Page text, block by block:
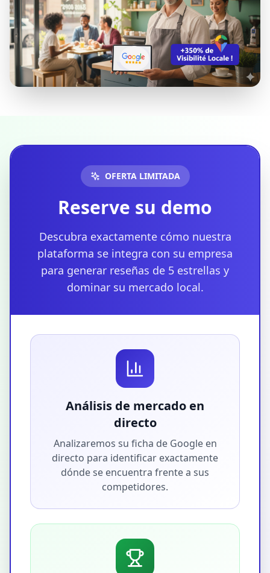
OFERTA LIMITADA
Reserve su demo
Descubra exactamente cómo nuestra
plataforma se integra con su empresa
para generar reseñas de 5 estrellas y
dominar su mercado local.
Análisis de mercado en
directo
Analizaremos su ficha de Google en
directo para identificar exactamente
dónde se encuentra frente a sus
competidores.